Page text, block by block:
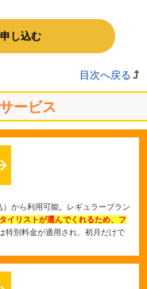
し込む
目次へ戻る
ービス
から利用可能。レギュラープラン
イリストが選んでくれるため、フ
特別料金が適用され、初月だけで